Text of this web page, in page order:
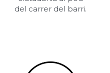
del carrer del barri.